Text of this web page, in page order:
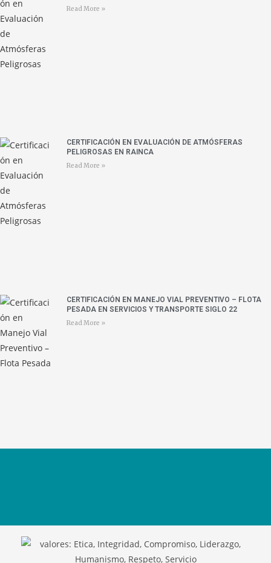
Read More »
CERTIFICACIÓN EN EVALUACIÓN DE ATMÓSFERAS
PELIGROSAS EN RAINCA
Read More »
CERTIFICACIÓN EN MANEJO VIAL PREVENTIVO – FLOTA
PESADA EN SERVICIOS Y TRANSPORTE SIGLO 22
Read More »